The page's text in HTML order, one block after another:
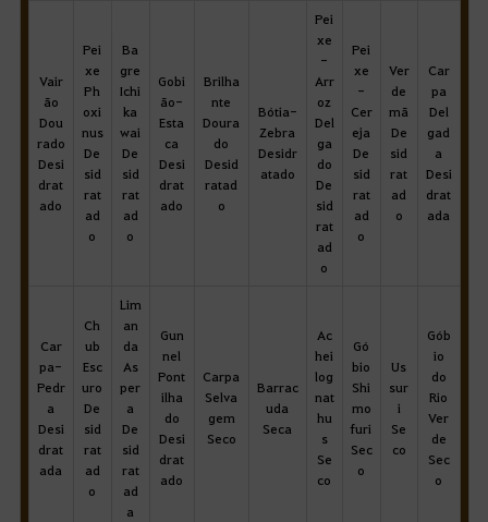
Vair
ão
Dou
rado
Desi
drat
ado
Pei
xe
Ph
oxi
nus
De
sid
rat
ad
o
Ba
gre
Ichi
ka
wai
De
sid
rat
ad
o
Gobi
ão-
Esta
ca
Desi
drat
ado
Brilha
nte
Doura
do
Desid
ratad
o
Bótia-
Zebra
Desidr
atado
Pei
xe
-
Arr
oz
Del
ga
do
De
sid
rat
ad
o
Pei
xe
-
Cer
eja
De
sid
rat
ad
o
Ver
de
mã
De
sid
rat
ad
o
Car
pa
Del
gad
a
Desi
drat
ada
Car
pa-
Pedr
a
Desi
drat
ada
Ch
ub
Esc
uro
De
sid
rat
ad
o
Lim
an
da
As
per
a
De
sid
rat
ad
a
Gun
nel
Pont
ilha
do
Desi
drat
ado
Carpa
Selva
gem
Seco
Barrac
uda
Seca
Ac
hei
log
nat
hu
s
Se
co
Gó
bio
Shi
mo
furi
Sec
o
Us
sur
i
Se
co
Gób
io
do
Rio
Ver
de
Sec
o